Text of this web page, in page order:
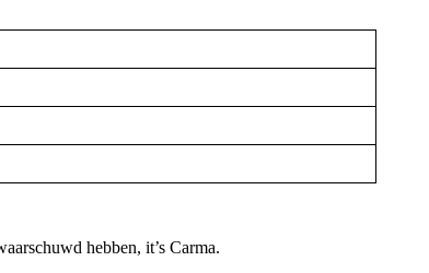
hebben, it’s Carma.